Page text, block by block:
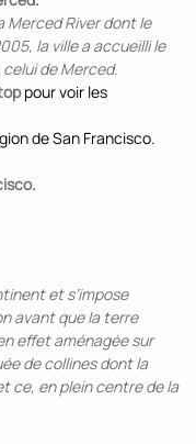
Merced River dont le
la ville a accueilli le
de Merced.
pour voir les
de San Francisco.
et s’impose
avant que la terre
effet aménagée sur
de collines dont la
ce, en plein centre de la